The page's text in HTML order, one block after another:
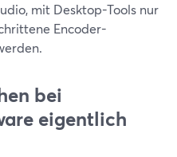
mit Desktop-Tools nur
Encoder-
bei
eigentlich